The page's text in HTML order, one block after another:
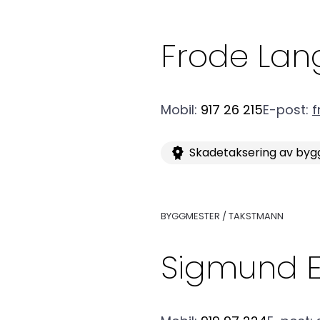
Kurs og konferanser
Kompetanse
Forbruker
Frode
Mobil: 917 26 215E-post:
Skadetaksering av
BYGGMESTER / TAKSTMANN
Sigmund